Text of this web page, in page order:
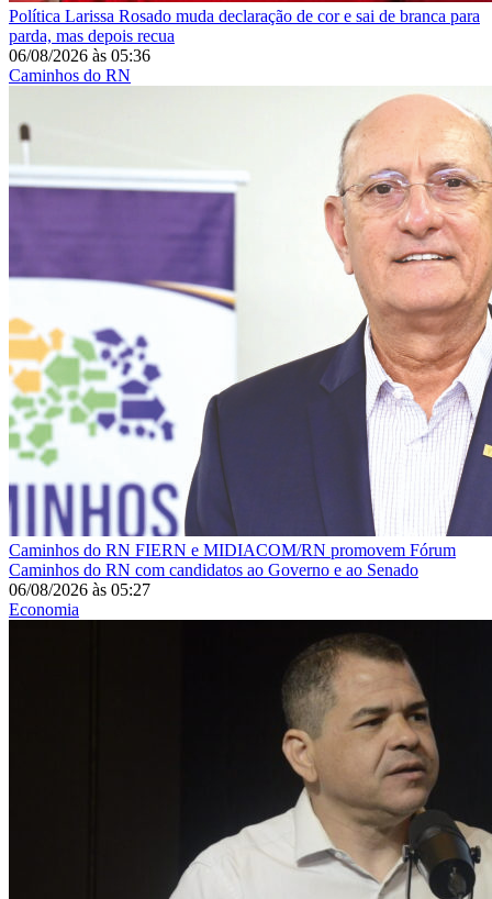
Política Larissa Rosado muda declaração de cor e sai de branca para
parda, mas depois recua
06/08/2026 às 05:36
Caminhos do RN
Caminhos do RN FIERN e MIDIACOM/RN promovem Fórum
Caminhos do RN com candidatos ao Governo e ao Senado
06/08/2026 às 05:27
Economia